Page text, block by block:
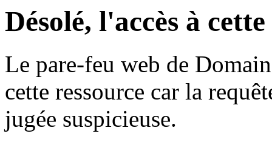
Désolé, l'accès à
Le pare-feu web de
cette ressource car la
jugée suspicieuse.